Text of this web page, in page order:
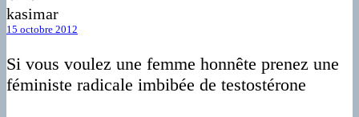
kasimar
15 octobre 2012
Si vous voulez une femme honnête prenez une
féministe radicale imbibée de testostérone